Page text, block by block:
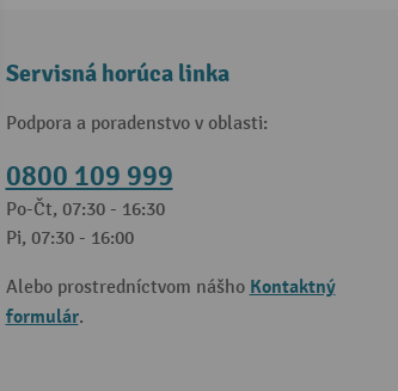
Servisná horúca linka
Podpora a poradenstvo v oblasti:
0800 109 999
Po-Čt, 07:30 - 16:30
Pi, 07:30 - 16:00
Alebo prostredníctvom nášho Kontaktný
formulár.